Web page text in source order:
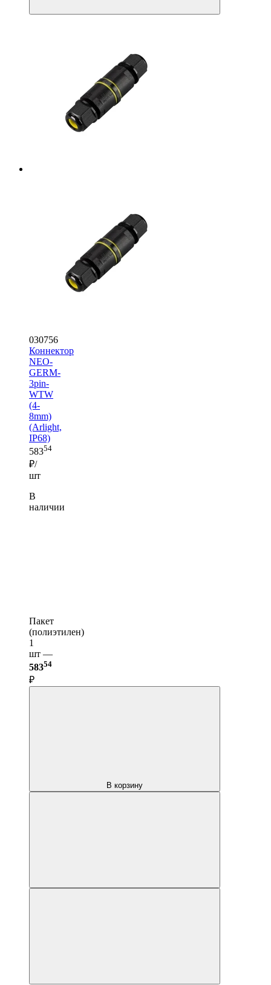
030756
Коннектор
NEO-
GERM-
3pin-
WTW
(4-
8mm)
(Arlight,
IP68)
58354
₽/
шт
В
наличии
Пакет
(полиэтилен)
1
шт —
58354
₽
В корзину